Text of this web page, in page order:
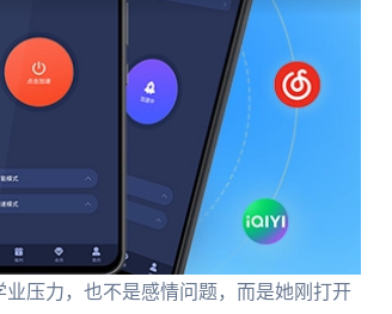
压力，也不是感情问题，而是她刚打开